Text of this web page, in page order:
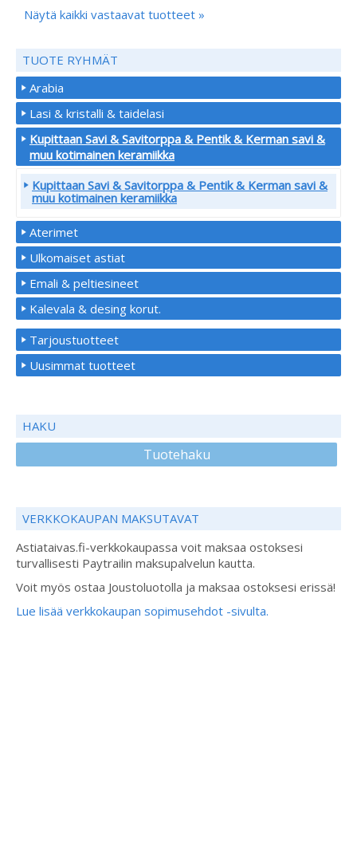
Näytä kaikki vastaavat tuotteet »
TUOTE RYHMÄT
Arabia
Lasi & kristalli & taidelasi
Kupittaan Savi & Savitorppa & Pentik & Kerman savi &
muu kotimainen keramiikka
Kupittaan Savi & Savitorppa & Pentik & Kerman savi &
muu kotimainen keramiikka
Aterimet
Ulkomaiset astiat
Emali & peltiesineet
Kalevala & desing korut.
Tarjoustuotteet
Uusimmat tuotteet
HAKU
Tuotehaku
VERKKOKAUPAN MAKSUTAVAT
Astiataivas.fi-verkkokaupassa voit maksaa ostoksesi
turvallisesti Paytrailin maksupalvelun kautta.
Voit myös ostaa Joustoluotolla ja maksaa ostoksesi erissä!
Lue lisää verkkokaupan sopimusehdot -sivulta.